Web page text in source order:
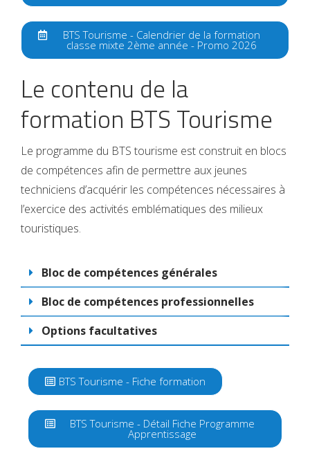
BTS Tourisme - Calendrier de la formation
classe mixte 2ème année - Promo 2026
Le contenu de la
formation BTS Tourisme
Le programme du BTS tourisme est construit en blocs
de compétences afin de permettre aux jeunes
techniciens d’acquérir les compétences nécessaires à
l’exercice des activités emblématiques des milieux
touristiques.
Bloc de compétences générales
Bloc de compétences professionnelles
Options facultatives
BTS Tourisme - Fiche formation
BTS Tourisme - Détail Fiche Programme
Apprentissage